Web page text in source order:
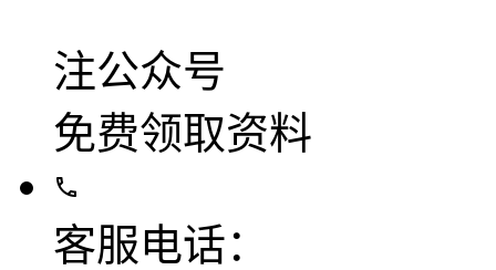
注公众号
免费领取资料
客服电话：